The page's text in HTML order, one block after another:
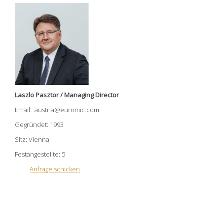
Laszlo Pasztor / Managing Director
Email: austria@euromic.com
Gegründet: 1993
Sitz: Vienna
Festangestellte: 5
Anfrage schicken